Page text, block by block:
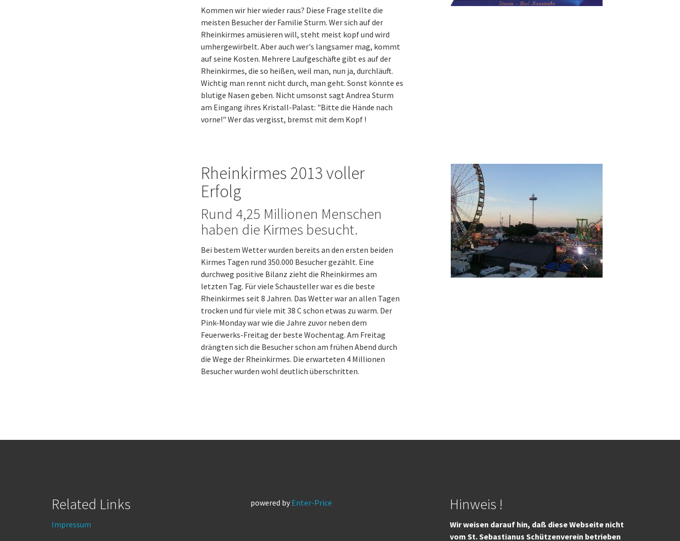
Kommen wir hier wieder raus? Diese Frage stellte die
meisten Besucher der Familie Sturm. Wer sich auf der
Rheinkirmes amüsieren will, steht meist kopf und wird
umhergewirbelt. Aber auch wer's langsamer mag, kommt
auf seine Kosten. Mehrere Laufgeschäfte gibt es auf der
Rheinkirmes, die so heißen, weil man, nun ja, durchläuft.
Wichtig man rennt nicht durch, man geht. Sonst könnte es
blutige Nasen geben. Nicht umsonst sagt Andrea Sturm
am Eingang ihres Kristall-Palast: "Bitte die Hände nach
vorne!" Wer das vergisst, bremst mit dem Kopf !
Rheinkirmes 2013 voller
Erfolg
Rund 4,25 Millionen Menschen
haben die Kirmes besucht.
Bei bestem Wetter wurden bereits an den ersten beiden
Kirmes Tagen rund 350.000 Besucher gezählt. Eine
durchweg positive Bilanz zieht die Rheinkirmes am
letzten Tag. Für viele Schausteller war es die beste
Rheinkirmes seit 8 Jahren. Das Wetter war an allen Tagen
trocken und für viele mit 38 C schon etwas zu warm. Der
Pink-Monday war wie die Jahre zuvor neben dem
Feuerwerks-Freitag der beste Wochentag. Am Freitag
drängten sich die Besucher schon am frühen Abend durch
die Wege der Rheinkirmes. Die erwarteten 4 Millionen
Besucher wurden wohl deutlich überschritten.
Related Links
Impressum
powered by Enter-Price Hinweis !
Wir weisen darauf hin, daß diese Webseite nicht
vom St. Sebastianus Schützenverein betrieben